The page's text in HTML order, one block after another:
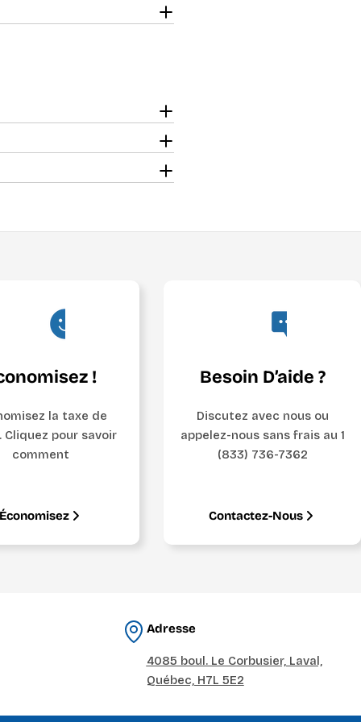
!
la taxe de
Cliquez pour savoir
comment
Économisez
Besoin D’aide ?
Discutez avec nous ou
appelez-nous sans frais au 1
(833) 736-7362
Contactez-Nous
Adresse
4085 boul. Le Corbusier, Laval,
Québec, H7L 5E2